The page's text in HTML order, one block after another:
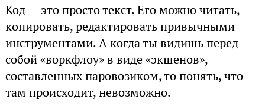
Код — это просто текст. Его можно читать,
копировать, редактировать привычными
инструментами. А когда ты видишь перед
собой «воркфлоу» в виде «экшенов»,
составленных паровозиком, то понять, что
там происходит, невозможно.